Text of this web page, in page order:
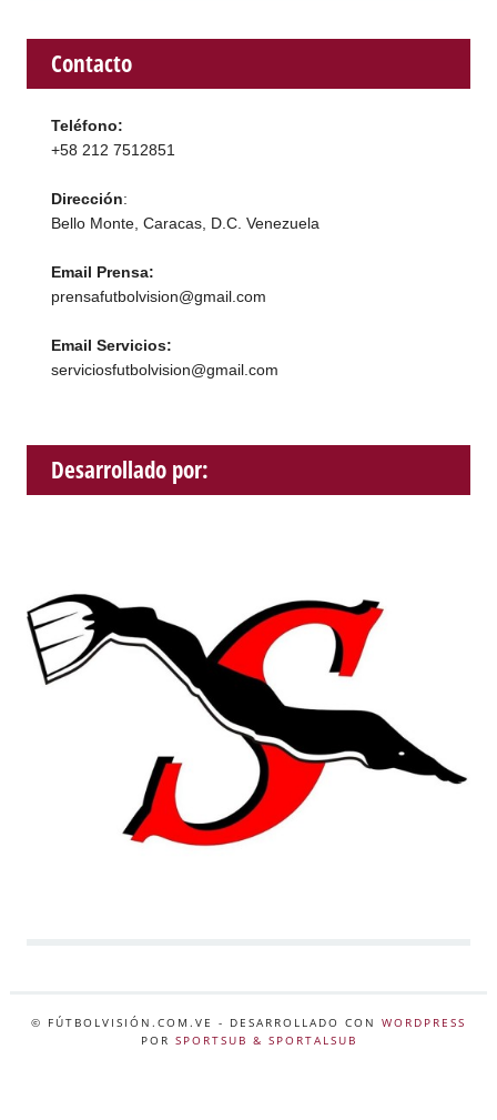
Contacto
Teléfono:
+58 212 7512851
Dirección:
Bello Monte, Caracas, D.C. Venezuela
Email Prensa:
prensafutbolvision@gmail.com
Email Servicios:
serviciosfutbolvision@gmail.com
Desarrollado por:
© FÚTBOLVISIÓN.COM.VE - DESARROLLADO CON WORDPRESS
POR SPORTSUB & SPORTALSUB